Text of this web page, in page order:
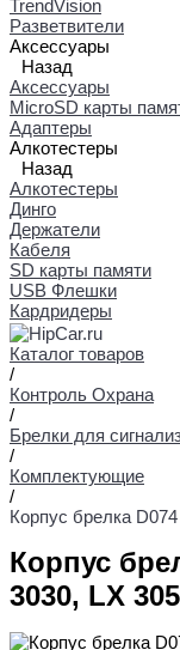
TrendVision
Разветвители
Аксессуары
Назад
Аксессуары
MicroSD карты
Адаптеры
Алкотестеры
Назад
Алкотестеры
Динго
Держатели
Кабеля
SD карты памяти
USB Флешки
Кардридеры
Каталог товаров
/
Контроль Охрана
/
Брелки для
/
Комплектующие
/
Корпус брелка
Корпус
3030, LX